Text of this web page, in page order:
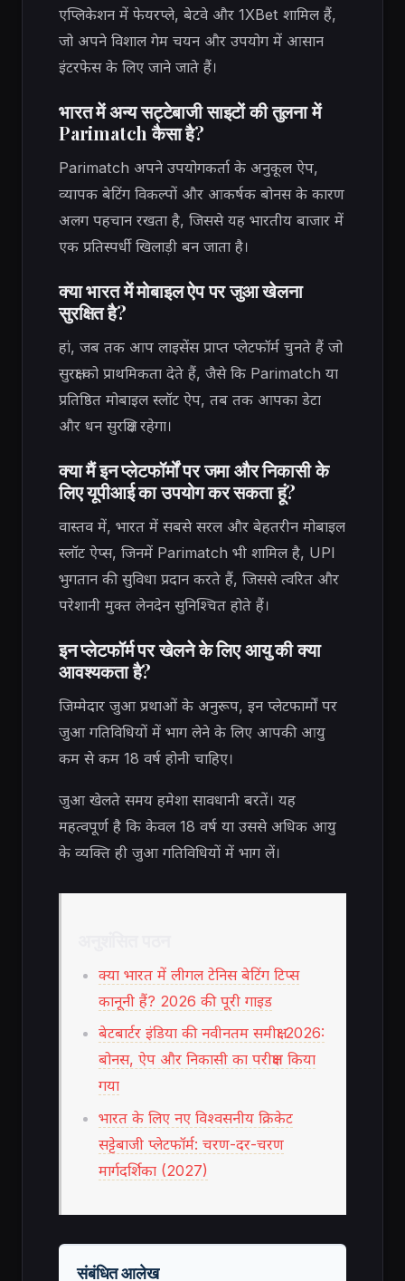
एप्लिकेशन में फेयरप्ले, बेटवे और 1XBet शामिल हैं,
जो अपने विशाल गेम चयन और उपयोग में आसान
इंटरफेस के लिए जाने जाते हैं।
भारत में अन्य सट्टेबाजी साइटों की तुलना में
Parimatch कैसा है?
Parimatch अपने उपयोगकर्ता के अनुकूल ऐप,
व्यापक बेटिंग विकल्पों और आकर्षक बोनस के कारण
अलग पहचान रखता है, जिससे यह भारतीय बाजार में
एक प्रतिस्पर्धी खिलाड़ी बन जाता है।
क्या भारत में मोबाइल ऐप पर जुआ खेलना
सुरक्षित है?
हां, जब तक आप लाइसेंस प्राप्त प्लेटफॉर्म चुनते हैं जो
सुरक्षा को प्राथमिकता देते हैं, जैसे कि Parimatch या
प्रतिष्ठित मोबाइल स्लॉट ऐप, तब तक आपका डेटा
और धन सुरक्षित रहेगा।
क्या मैं इन प्लेटफॉर्मों पर जमा और निकासी के
लिए यूपीआई का उपयोग कर सकता हूं?
वास्तव में, भारत में सबसे सरल और बेहतरीन मोबाइल
स्लॉट ऐप्स, जिनमें Parimatch भी शामिल है, UPI
भुगतान की सुविधा प्रदान करते हैं, जिससे त्वरित और
परेशानी मुक्त लेनदेन सुनिश्चित होते हैं।
इन प्लेटफॉर्म पर खेलने के लिए आयु की क्या
आवश्यकता है?
जिम्मेदार जुआ प्रथाओं के अनुरूप, इन प्लेटफार्मों पर
जुआ गतिविधियों में भाग लेने के लिए आपकी आयु
कम से कम 18 वर्ष होनी चाहिए।
जुआ खेलते समय हमेशा सावधानी बरतें। यह
महत्वपूर्ण है कि केवल 18 वर्ष या उससे अधिक आयु
के व्यक्ति ही जुआ गतिविधियों में भाग लें।
क्या भारत में लीगल टेनिस बेटिंग टिप्स
कानूनी हैं? 2026 की पूरी गाइड
बेटबार्टर इंडिया की नवीनतम समीक्षा 2026:
बोनस, ऐप और निकासी का परीक्षण किया
गया
भारत के लिए नए विश्वसनीय क्रिकेट
सट्टेबाजी प्लेटफॉर्म: चरण-दर-चरण
मार्गदर्शिका (2027)
संबंधित आलेख